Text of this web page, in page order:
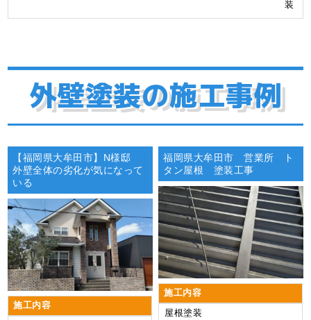
装
外壁塗装の施工事例
【福岡県大牟田市】N様邸
外壁全体の劣化が気になって
いる
施工内容
福岡県大牟田市 営業所 ト
タン屋根 塗装工事
施工内容
屋根塗装